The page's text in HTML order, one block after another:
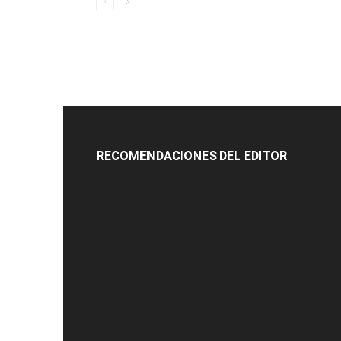
RECOMENDACIONES DEL EDITOR